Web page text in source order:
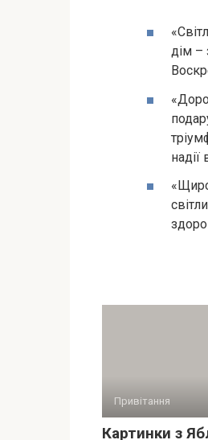
дім –
Привітання
Картинки з